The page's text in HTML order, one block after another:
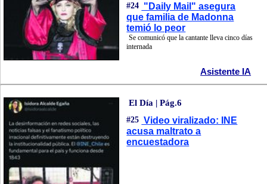
#24 "Daily Mail" asegura
que familia de Madonna
temió lo peor
Se comunicó que la cantante lleva cinco días
internada
Asistente IA
El Día | Pág.6
#25 Video viralizado: INE
acusa maltrato a
encuestadora